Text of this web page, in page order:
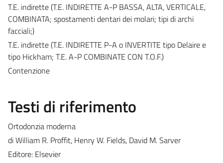
T.E. indirette (T.E. INDIRETTE A-P BASSA, ALTA, VERTICALE,
COMBINATA; spostamenti dentari dei molari; tipi di archi
facciali;)
T.E. indirette (T.E. INDIRETTE P-A o INVERTITE tipo Delaire e
tipo Hickham; T.E. A-P COMBINATE CON T.O.F.)
Contenzione
Testi di riferimento
Ortodonzia moderna
di William R. Proffit, Henry W. Fields, David M. Sarver
Editore: Elsevier